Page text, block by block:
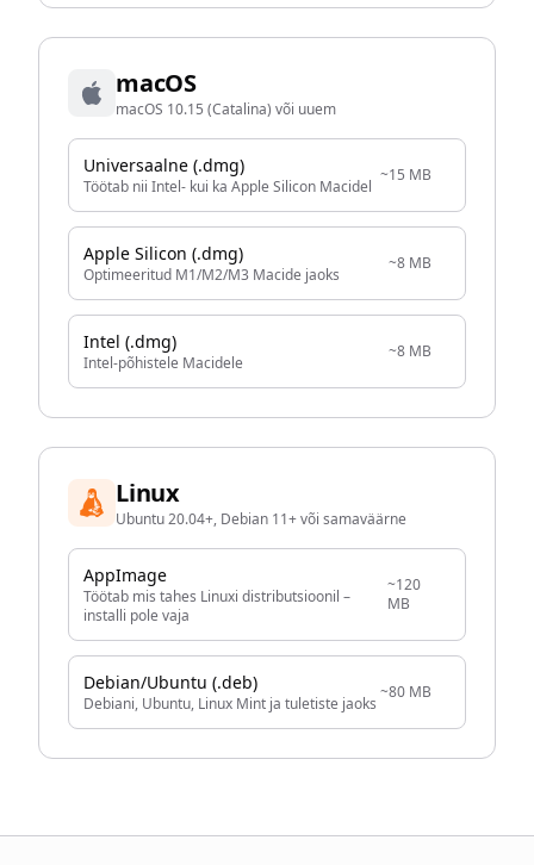
macOS
macOS 10.15 (Catalina) või uuem
Universaalne (.dmg)
Töötab nii Intel- kui ka Apple Silicon Macidel
~15 MB
Apple Silicon (.dmg)
Optimeeritud M1/M2/M3 Macide jaoks
~8 MB
Intel (.dmg)
Intel-põhistele Macidele
~8 MB
Linux
Ubuntu 20.04+, Debian 11+ või samaväärne
AppImage
Töötab mis tahes Linuxi distributsioonil –
installi pole vaja
~120
MB
Debian/Ubuntu (.deb)
Debiani, Ubuntu, Linux Mint ja tuletiste jaoks
~80 MB